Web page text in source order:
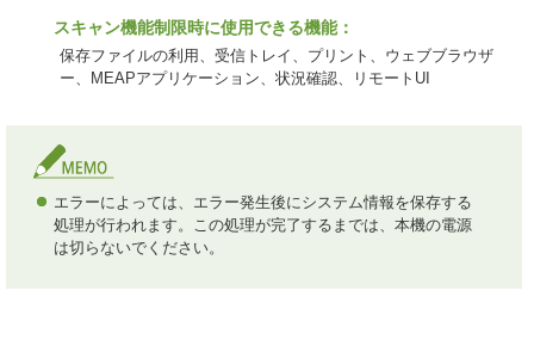
スキャン機能制限時に使用できる機能：
保存ファイルの利用、受信トレイ、プリント、ウェブブラウザ
ー、MEAPアプリケーション、状況確認、リモートUI
エラーによっては、エラー発生後にシステム情報を保存する
処理が行われます。この処理が完了するまでは、本機の電源
は切らないでください。